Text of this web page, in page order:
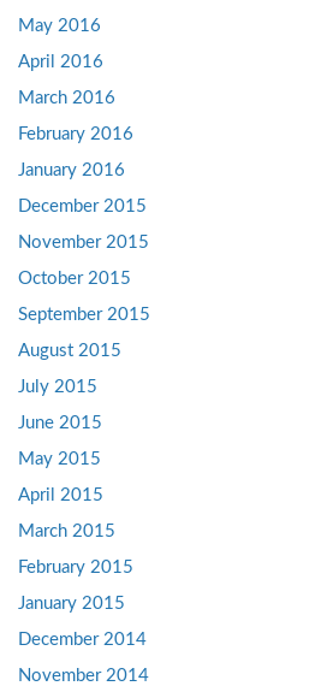
May 2016
April 2016
March 2016
February 2016
January 2016
December 2015
November 2015
October 2015
September 2015
August 2015
July 2015
June 2015
May 2015
April 2015
March 2015
February 2015
January 2015
December 2014
November 2014